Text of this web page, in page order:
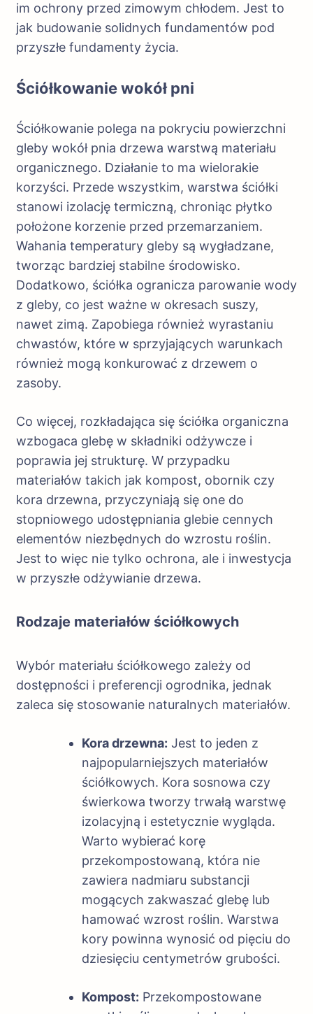
im ochrony przed zimowym chłodem. Jest to
jak budowanie solidnych fundamentów pod
przyszłe fundamenty życia.
Ściółkowanie wokół pni
Ściółkowanie polega na pokryciu powierzchni
gleby wokół pnia drzewa warstwą materiału
organicznego. Działanie to ma wielorakie
korzyści. Przede wszystkim, warstwa ściółki
stanowi izolację termiczną, chroniąc płytko
położone korzenie przed przemarzaniem.
Wahania temperatury gleby są wygładzane,
tworząc bardziej stabilne środowisko.
Dodatkowo, ściółka ogranicza parowanie wody
z gleby, co jest ważne w okresach suszy,
nawet zimą. Zapobiega również wyrastaniu
chwastów, które w sprzyjających warunkach
również mogą konkurować z drzewem o
zasoby.
Co więcej, rozkładająca się ściółka organiczna
wzbogaca glebę w składniki odżywcze i
poprawia jej strukturę. W przypadku
materiałów takich jak kompost, obornik czy
kora drzewna, przyczyniają się one do
stopniowego udostępniania glebie cennych
elementów niezbędnych do wzrostu roślin.
Jest to więc nie tylko ochrona, ale i inwestycja
w przyszłe odżywianie drzewa.
Rodzaje materiałów ściółkowych
Wybór materiału ściółkowego zależy od
dostępności i preferencji ogrodnika, jednak
zaleca się stosowanie naturalnych materiałów.
Kora drzewna: Jest to jeden z
najpopularniejszych materiałów
ściółkowych. Kora sosnowa czy
świerkowa tworzy trwałą warstwę
izolacyjną i estetycznie wygląda.
Warto wybierać korę
przekompostowaną, która nie
zawiera nadmiaru substancji
mogących zakwaszać glebę lub
hamować wzrost roślin. Warstwa
kory powinna wynosić od pięciu do
dziesięciu centymetrów grubości.
Kompost: Przekompostowane